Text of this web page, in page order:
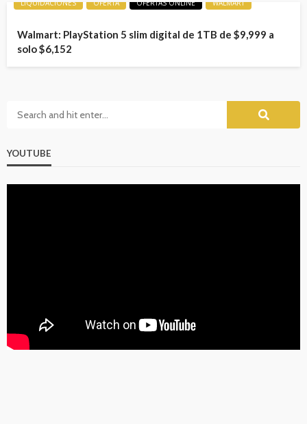
LIQUIDACIONES OFERTA OFERTAS ONLINE WALMART
Walmart: PlayStation 5 slim digital de 1TB de $9,999 a
solo $6,152
YOUTUBE